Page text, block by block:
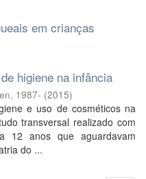
em crianças
higiene na infância
1987- (2015)
e uso de cosméticos na
transversal realizado com
12 anos que aguardavam
do ...